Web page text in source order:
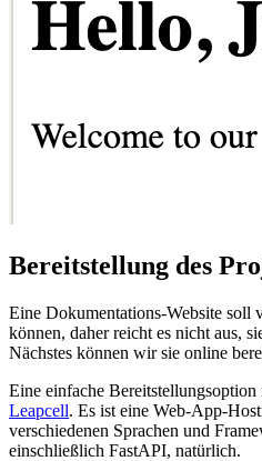
Bereitstellung des
Eine Dokumentations-Website soll
können, daher reicht es nicht aus,
Nächstes können wir sie online
Eine einfache
Leapcell. Es ist eine Web-App-
verschiedenen Sprachen und
einschließlich FastAPI, natürlich.